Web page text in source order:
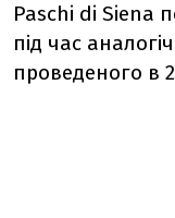
Paschi di Siena
під час
проведеного в